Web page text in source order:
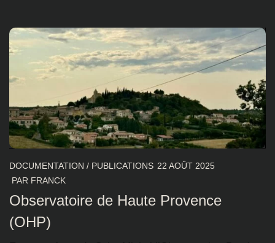
DOCUMENTATION / PUBLICATIONS 22 AOÛT 2025
PAR FRANCK
Observatoire de Haute Provence
(OHP)